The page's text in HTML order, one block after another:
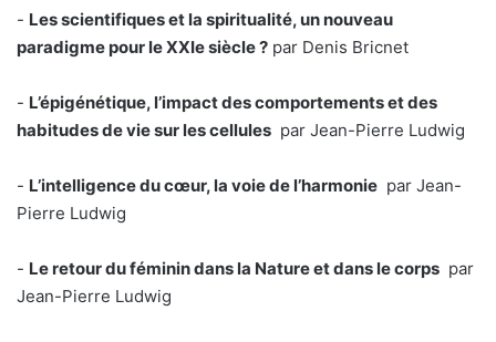
- Les scientifiques et la spiritualité, un nouveau
paradigme pour le XXIe siècle ? par Denis Bricnet
- L’épigénétique, l’impact des comportements et des
habitudes de vie sur les cellules par Jean-Pierre Ludwig
- L’intelligence du cœur, la voie de l’harmonie par Jean-
Pierre Ludwig
- Le retour du féminin dans la Nature et dans le corps par
Jean-Pierre Ludwig